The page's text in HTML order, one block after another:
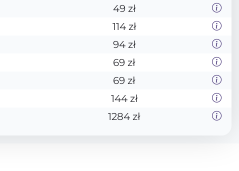
49 zł
114 zł
94 zł
69 zł
69 zł
144 zł
1284 zł